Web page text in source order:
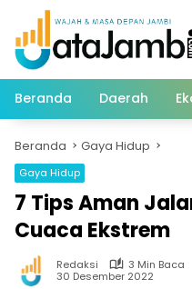
Langsung
konten
Beranda Daerah
Beranda Gaya Hidup
Gaya Hidup
7 Tips Aman
Cuaca Ekstrem
Redaksi
3 Min Baca
30 Desember 2022